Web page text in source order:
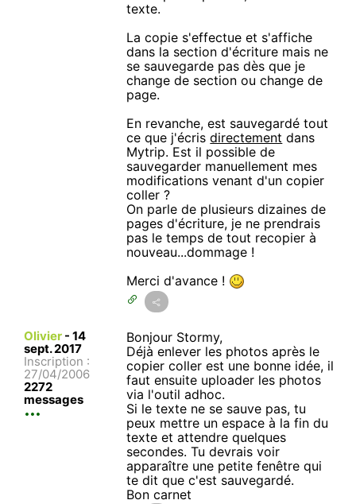
texte.
La copie s'effectue et s'affiche
dans la section d'écriture mais ne
se sauvegarde pas dès que je
change de section ou change de
page.
En revanche, est sauvegardé tout
ce que j'écrisdirectement dans
Mytrip. Est il possible de
sauvegarder manuellement mes
modifications venant d'un copier
coller ?
On parle de plusieurs dizaines de
pages d'écriture, je ne prendrais
pas le temps de tout recopier à
nouveau...dommage !
Merci d'avance !
Olivier - 14
sept. 2017
Inscription :
27/04/2006
2272
messages
Bonjour Stormy,
Déjà enlever les photos après le
copier coller est une bonne idée, il
faut ensuite uploader les photos
via l'outil adhoc.
Si le texte ne se sauve pas, tu
peux mettre un espace à la fin du
texte et attendre quelques
secondes. Tu devrais voir
apparaître une petite fenêtre qui
te dit que c'est sauvegardé.
Bon carnet